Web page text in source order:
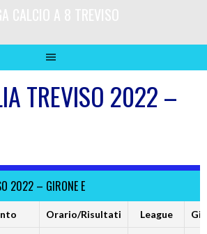
TREVISO 2022 –
2022 – GIRONE E
Orario/Risultati League